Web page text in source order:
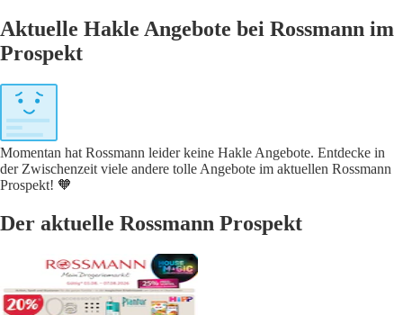
Aktuelle Hakle Angebote bei Rossmann im
Prospekt
Momentan hat Rossmann leider keine Hakle Angebote. Entdecke in
der Zwischenzeit viele andere tolle Angebote im aktuellen Rossmann
Prospekt! 🧡
Der aktuelle Rossmann Prospekt